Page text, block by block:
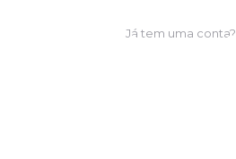
Já tem uma conta?